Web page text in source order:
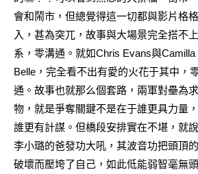
會和鬧市，但總覺得這一切都與影片格
入，甚為突兀，故事與大場景完全搭不
系，零溝通。就如Chris Evans與Camilla
Belle，完全看不出有愛的火花于其中，
通。故事也就那么個套路，兩軍對壘為
物，就是爭奪關鍵不是在于誰更具力量
誰更有計謀。但橋段安排實在不堪，就
李小璐的爸發功大吼，其波音功把頭頂
破壞而壓垮了自己，如此低能弱智毫無